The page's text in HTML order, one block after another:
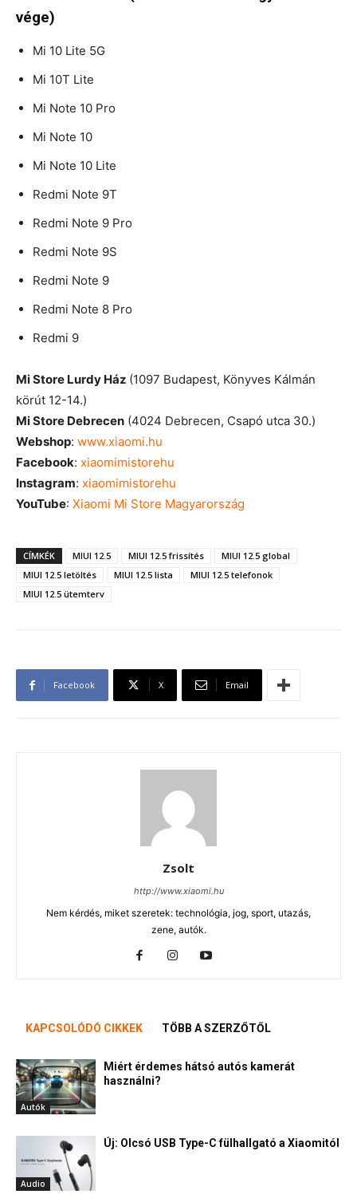
vége)
Mi 10 Lite 5G
Mi 10T Lite
Mi Note 10 Pro
Mi Note 10
Mi Note 10 Lite
Redmi Note 9T
Redmi Note 9 Pro
Redmi Note 9S
Redmi Note 9
Redmi Note 8 Pro
Redmi 9
Mi Store Lurdy Ház (1097 Budapest, Könyves Kálmán
körút 12-14.)
Mi Store Debrecen (4024 Debrecen, Csapó utca 30.)
Webshop: www.xiaomi.hu
Facebook: xiaomimistorehu
Instagram: xiaomimistorehu
YouTube: Xiaomi Mi Store Magyarország
CÍMKÉK MIUI 12.5 MIUI 12.5 frissítés
MIUI 12.5 global
MIUI 12.5 letöltés
MIUI 12.5 lista
MIUI 12.5 telefonok
MIUI 12.5 ütemterv
Facebook X Email
Zsolt
http://www.xiaomi.hu
Nem kérdés, miket szeretek: technológia, jog, sport, utazás,
zene, autók.
KAPCSOLÓDÓ CIKKEK TÖBB A SZERZŐTŐL
Autók
Miért érdemes hátsó autós kamerát
használni?
Audio
Új: Olcsó USB Type-C fülhallgató a Xiaomitól